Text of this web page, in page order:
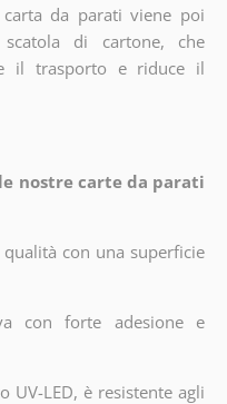
da parati viene poi
di cartone, che
il trasporto e riduce il
nostre carte da parati
con una superficie
con forte adesione e
UV-LED, è resistente agli